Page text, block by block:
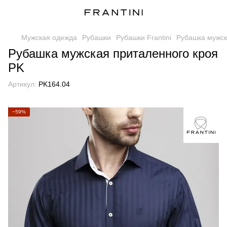
Мужская одежда Рубашки Рубашки Frantini Рубашка
Рубашка мужская приталенного кроя
PK
Артикул: PK164.04
−59%